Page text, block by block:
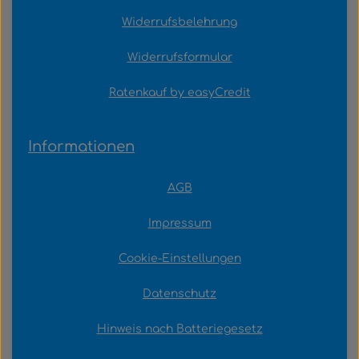
Widerrufsbelehrung
Widerrufsformular
Ratenkauf by easyCredit
Informationen
AGB
Impressum
Cookie-Einstellungen
Datenschutz
Hinweis nach Batteriegesetz